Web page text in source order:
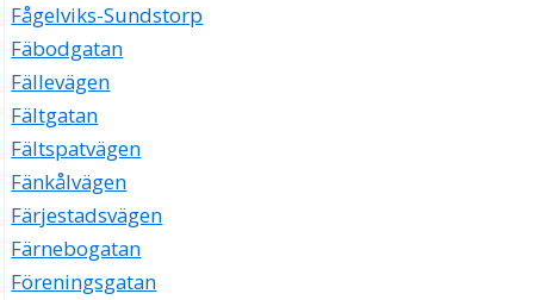
Fågelviks-Sundstorp
Fäbodgatan
Fällevägen
Fältgatan
Fältspatvägen
Fänkålvägen
Färjestadsvägen
Färnebogatan
Föreningsgatan